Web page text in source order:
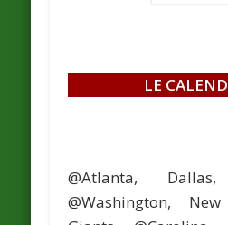
LE
@Atlanta,
@Washington,